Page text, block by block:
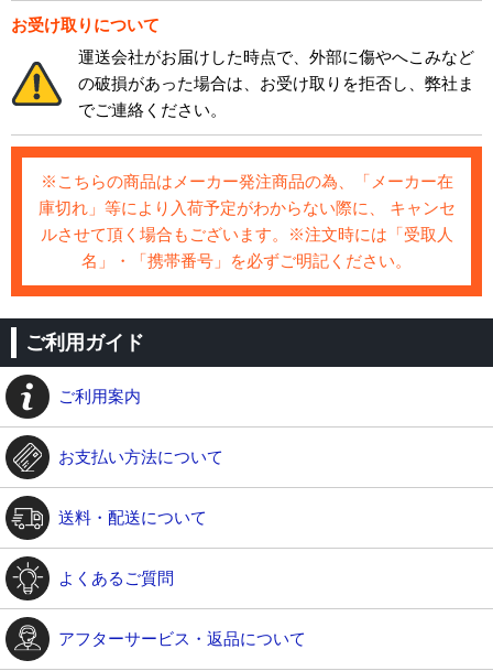
お受け取りについて
運送会社がお届けした時点で、外部に傷やへこみなど
の破損があった場合は、お受け取りを拒否し、弊社ま
でご連絡ください。
※こちらの商品はメーカー発注商品の為、「メーカー在
庫切れ」等により入荷予定がわからない際に、 キャンセ
ルさせて頂く場合もございます。※注文時には「受取人
名」・「携帯番号」を必ずご明記ください。
ご利用ガイド
ご利用案内
お支払い方法について
送料・配送について
よくあるご質問
アフターサービス・返品について